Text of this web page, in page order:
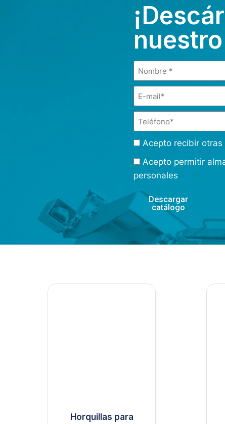
Acepto recibir otras
Acepto permitir
personales
Descargar
catálogo
Horquillas para